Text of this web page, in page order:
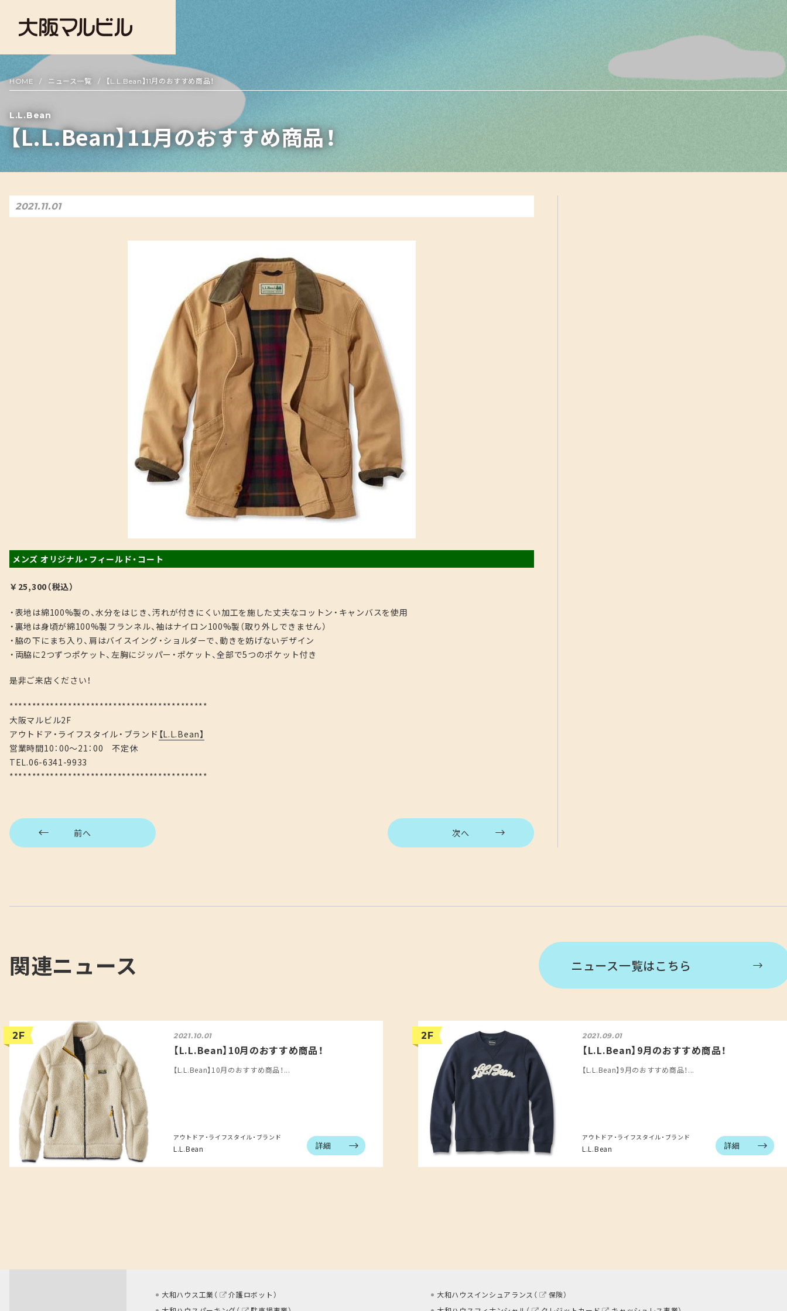
HOME ニュース一覧 【L.L.Bean】11月のおすすめ商品！
L.L.Bean
【L.L.Bean】11月のおすすめ商品！
2021.11.01
メンズ オリジナル・フィールド・コート
￥25,300（税込）
・表地は綿100%製の、水分をはじき、汚れが付きにくい加工を施した丈夫なコットン・キャンバスを使用
・裏地は身頃が綿100%製フランネル、袖はナイロン100%製（取り外しできません）
・脇の下にまち入り、肩はバイスイング・ショルダーで、動きを妨げないデザイン
・両脇に2つずつポケット、左胸にジッパー・ポケット、全部で5つのポケット付き
是非ご来店ください！
********************************************
大阪マルビル2F
アウトドア・ライフスタイル・ブランド 【L.L.Bean】
営業時間10：00～21：00 不定休
TEL.06-6341-9933
********************************************
前へ 次へ
関連ニュース ニュース一覧はこちら
2F 2021.10.01
【L.L.Bean】10月のおすすめ商品！
【L.L.Bean】10月のおすすめ商品！...
アウトドア・ライフスタイル・ブランド
L.L.Bean 詳細
2F 2021.09.01
【L.L.Bean】9月のおすすめ商品！
【L.L.Bean】9月のおすすめ商品！...
アウトドア・ライフスタイル・ブランド
L.L.Bean 詳細
大和ハウス工業（ 介護ロボット） 大和ハウスインシュアランス（ 保険）